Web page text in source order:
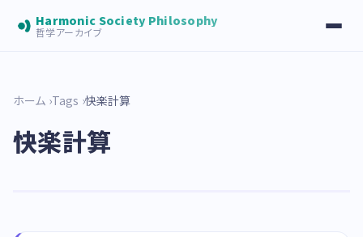
Harmonic Society Philosophy
哲学アーカイブ
ホーム Tags 快楽計算
快楽計算